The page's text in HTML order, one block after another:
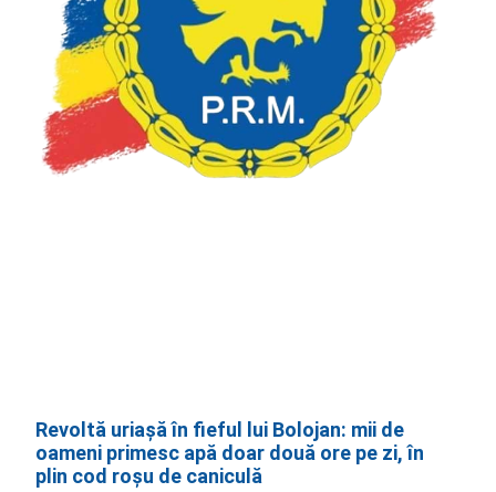
Revoltă uriașă în fieful lui Bolojan: mii de
oameni primesc apă doar două ore pe zi, în
plin cod roșu de caniculă